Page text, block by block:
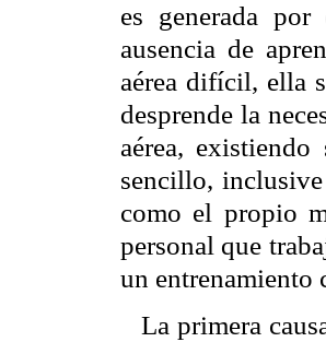
es generada
ausencia de
aérea difícil, ella
desprende la
aérea,
sencillo,
como el propio
personal que
un entrenamiento
La primera